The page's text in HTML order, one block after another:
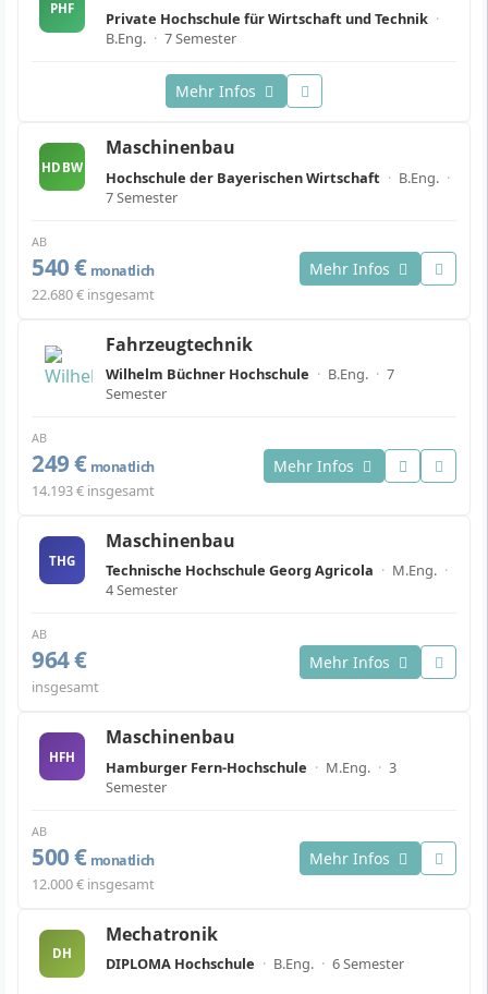
PHF
Private Hochschule für Wirtschaft und Technik ·
B.Eng. · 7 Semester
Mehr Infos
HDBW
Maschinenbau
Hochschule der Bayerischen Wirtschaft · B.Eng. ·
7 Semester
AB
540 € monatlich
22.680 € insgesamt
Mehr Infos
Fahrzeugtechnik
Wilhelm Büchner Hochschule · B.Eng. · 7
Semester
AB
249 € monatlich
14.193 € insgesamt
Mehr Infos
THG
Maschinenbau
Technische Hochschule Georg Agricola · M.Eng. ·
4 Semester
AB
964 €
insgesamt
Mehr Infos
HFH
Maschinenbau
Hamburger Fern-Hochschule · M.Eng. · 3
Semester
AB
500 € monatlich
12.000 € insgesamt
Mehr Infos
DH
Mechatronik
DIPLOMA Hochschule · B.Eng. · 6 Semester